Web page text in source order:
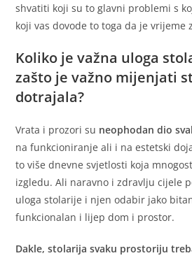
shvatiti koji su to glavni problemi s
koji vas dovode to toga da je vrijeme
Koliko je važna uloga
zašto je važno mijenjati
dotrajala?
Vrata i prozori su neophodan dio
na funkcioniranje ali i na estetski
to više dnevne svjetlosti koja
izgledu. Ali naravno i zdravlju cijele
uloga stolarije i njen odabir jako
funkcionalan i lijep dom i prostor.
Dakle, stolarija svaku prostoriju